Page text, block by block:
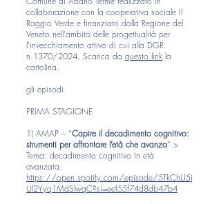
collaborazione con la cooperativa sociale Il
Raggio Verde e finanziato dalla Regione del
Veneto nell'ambito delle progettualità per
l'invecchiamento attivo di cui alla DGR
n.1370/2024. Scarica da questo link la
cartolina.
gli episodi
PRIMA STAGIONE
1) AMAP – “Capire il decadimento cognitivo:
strumenti per affrontare l’età che avanza” >
Tema: decadimento cognitivo in età
avanzata.
https://open.spotify.com/episode/5TkChU5j
Ul2Yyq1MdSlwqC?si=eef55f74d8db47b4